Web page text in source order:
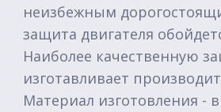
неизбежным
защита двигателя
Наиболее качественную
изготавливает
Материал изготовления -